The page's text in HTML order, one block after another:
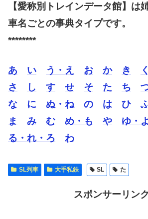
【愛称別トレインデータ館】は
車名ごとの事典タイプです。
********
あ い う・え お か き
さ
し す せ そ た ち
な
に ぬ・ね の は ひ
ま
み む め・も や ゆ・よ
る・れ・ろ
わ
SL列車 大手私鉄 SL た
スポンサーリンク